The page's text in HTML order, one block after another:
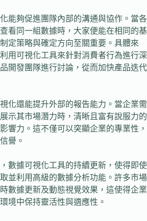
能夠促進團隊內部的溝通與協作。當各
看同一組數據時，大家便能在相同的基
定策略與確定方向至關重要。具體來
用可視化工具來針對消費者行為進行深
開發團隊進行討論，從而加快產品迭代
化還能提升外部的報告能力。當企業需
示其市場潛力時，清晰且富有說服力的
響力。這不僅可以突顯企業的專業性，
譽。
數據可視化工具的持續更新，使得即使
並利用高級的數據分析功能。許多市場
數據更新及動態視覺效果，這使得企業
境中保持靈活性與適應性。